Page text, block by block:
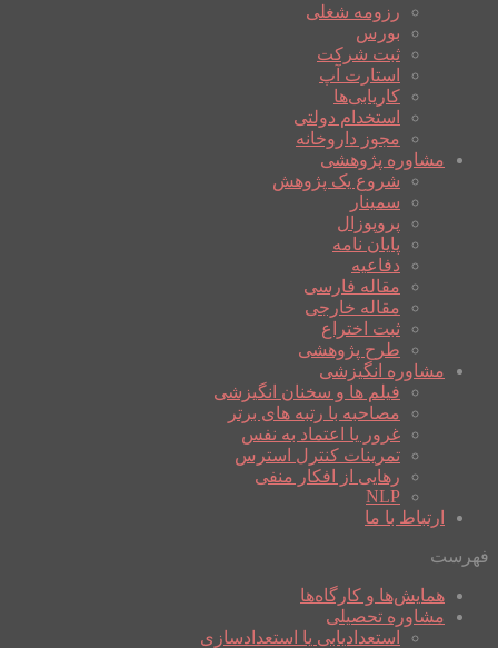
رزومه شغلی
بورس
ثبت شرکت
استارت آپ
کاریابی‌ها
استخدام دولتی
مجوز داروخانه
مشاوره پژوهشی
شروع یک پژوهش
سمینار
پروپوزال
پایان نامه
دفاعیه
مقاله فارسی
مقاله خارجی
ثبت اختراع
طرح پژوهشی
مشاوره انگیزشی
فیلم ها و سخنان انگیزشی
مصاحبه با رتبه های برتر
غرور یا اعتماد به نفس
تمرینات کنترل استرس
رهایی از افکار منفی
NLP
ارتباط با ما
فهرست
همایش‌ها و کارگاه‌ها
مشاوره تحصیلی
استعدادیابی یا استعدادسازی